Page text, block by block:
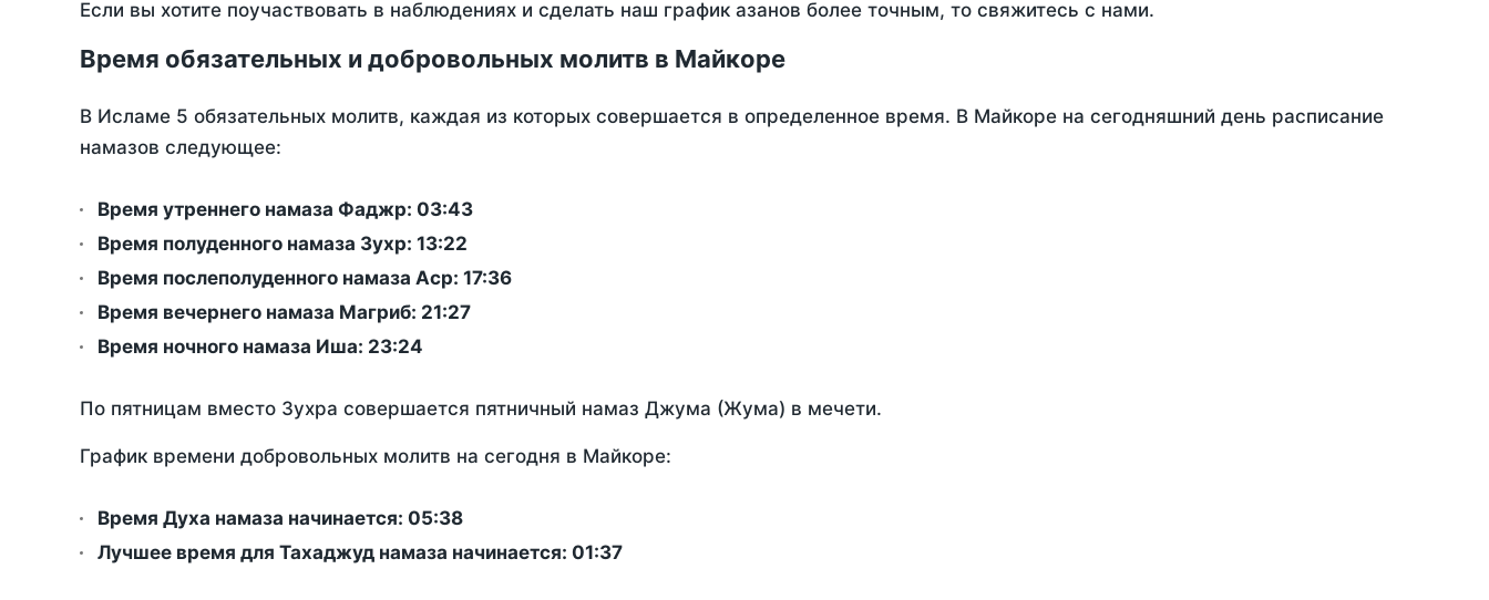
Если вы хотите поучаствовать в наблюдениях и сделать наш график азанов более точным, то свяжитесь с нами.
Время обязательных и добровольных молитв в Майкоре
В Исламе 5 обязательных молитв, каждая из которых совершается в определенное время. В Майкоре на сегодняшний день расписание
намазов следующее:
Время утреннего намаза Фаджр: 03:43
Время полуденного намаза Зухр: 13:22
Время послеполуденного намаза Аср: 17:36
Время вечернего намаза Магриб: 21:27
Время ночного намаза Иша: 23:24
По пятницам вместо Зухра совершается пятничный намаз Джума (Жума) в мечети.
График времени добровольных молитв на сегодня в Майкоре:
Время Духа намаза начинается: 05:38
Лучшее время для Тахаджуд намаза начинается: 01:37